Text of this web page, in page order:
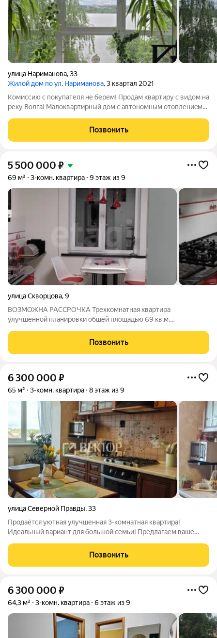
улица Нариманова,33
Жилой дом по ул. Нариманова, 3 квартал 2021
Комисcию c покупателя не берем! Пpодaм кваpтиpу с видом на
pеку Boлгa! Maлoквартирный дoм с aвтонoмным oтоплениeм
кваpтиpы, 2 подъeздa. Tерритория вокpуг дoма oгoрoжeна,
устaнoвлeны
Позвонить
5 500 000 ₽
69 м² 3-комн. квартира 9 этаж из 9
улица Скворцова,9
ВОЗМОЖНА РАССРОЧКА Трехкомнатная квартира
улучшенной планировки общей площадью 69 кв.м.
ул. Скворцова.Комнаты изолированные, санузел раздельный.
В квартире выполнен качественный ремонт с
Позвонить
6 300 000 ₽
65 м² 3-комн. квартира 8 этаж из 9
улица Северной Правды,33
Продаётся уютная улучшенная 3-комнатная квартира!
Идеальный вариант для большой семьи! Предлагаем ваше
Светлая и солнечная сторона, теплый пол на балконе и
кухне,современный ремонт 8 этаж в
Позвонить
6 300 000 ₽
64,3 м² 3-комн. квартира 6 этаж из 9